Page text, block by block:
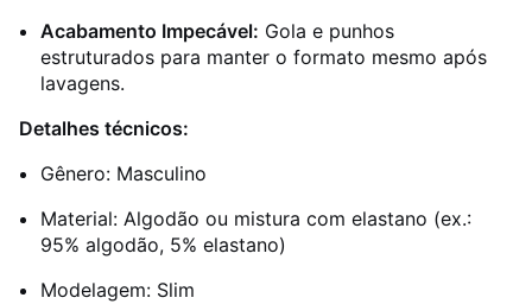
Acabamento Impecável: Gola e punhos
estruturados para manter o formato mesmo após
lavagens.
Detalhes técnicos:
Gênero: Masculino
Material: Algodão ou mistura com elastano (ex.:
95% algodão, 5% elastano)
Modelagem: Slim